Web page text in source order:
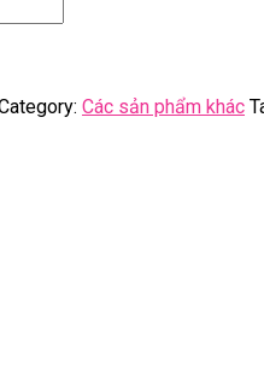
Các sản phẩm khác